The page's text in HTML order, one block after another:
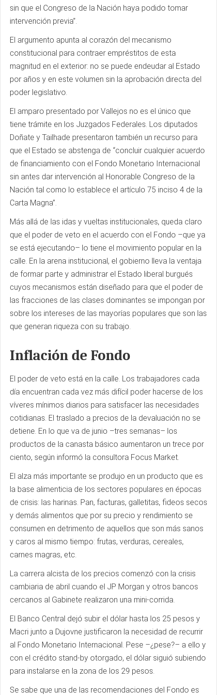
sin que el Congreso de la Nación haya podido tomar
intervención previa”.
El argumento apunta al corazón del mecanismo
constitucional para contraer empréstitos de esta
magnitud en el exterior: no se puede endeudar al Estado
por años y en este volumen sin la aprobación directa del
poder legislativo.
El amparo presentado por Vallejos no es el único que
tiene trámite en los Juzgados Federales. Los diputados
Doñate y Tailhade presentaron también un recurso para
que el Estado se abstenga de “concluir cualquier acuerdo
de financiamiento con el Fondo Monetario Internacional
sin antes dar intervención al Honorable Congreso de la
Nación tal como lo establece el artículo 75 inciso 4 de la
Carta Magna”.
Más allá de las idas y vueltas institucionales, queda claro
que el poder de veto en el acuerdo con el Fondo –que ya
se está ejecutando– lo tiene el movimiento popular en la
calle. En la arena institucional, el gobierno lleva la ventaja
de formar parte y administrar el Estado liberal burgués
cuyos mecanismos están diseñado para que el poder de
las fracciones de las clases dominantes se impongan por
sobre los intereses de las mayorías populares que son las
que generan riqueza con su trabajo.
Inflación de Fondo
El poder de veto está en la calle. Los trabajadores cada
día encuentran cada vez más difícil poder hacerse de los
víveres mínimos diarios para satisfacer las necesidades
cotidianas. El traslado a precios de la devaluación no se
detiene. En lo que va de junio –tres semanas– los
productos de la canasta básico aumentaron un trece por
ciento, según informó la consultora Focus Market.
El alza más importante se produjo en un producto que es
la base alimenticia de los sectores populares en épocas
de crisis: las harinas. Pan, facturas, galletitas, fideos secos
y demás alimentos que por su precio y rendimiento se
consumen en detrimento de aquellos que son más sanos
y caros al mismo tiempo: frutas, verduras, cereales,
carnes magras, etc.
La carrera alcista de los precios comenzó con la crisis
cambiaria de abril cuando el JP Morgan y otros bancos
cercanos al Gabinete realizaron una mini-corrida.
El Banco Central dejó subir el dólar hasta los 25 pesos y
Macri junto a Dujovne justificaron la necesidad de recurrir
al Fondo Monetario Internacional. Pese –¿pese?– a ello y
con el crédito stand-by otorgado, el dólar siguió subiendo
para instalarse en la zona de los 29 pesos.
Se sabe que una de las recomendaciones del Fondo es